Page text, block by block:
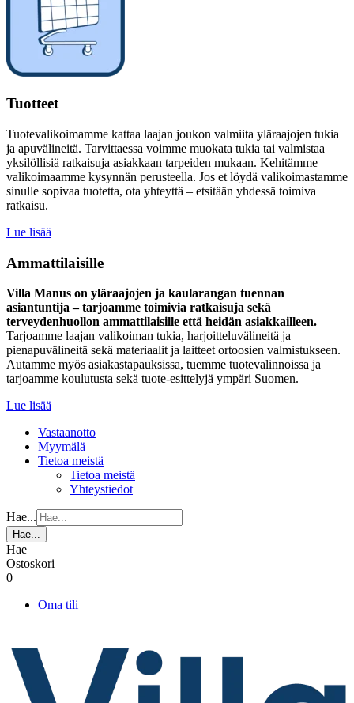
Tuotteet
Tuotevalikoimamme kattaa laajan joukon valmiita yläraajojen tukia
ja apuvälineitä. Tarvittaessa voimme muokata tukia tai valmistaa
yksilöllisiä ratkaisuja asiakkaan tarpeiden mukaan. Kehitämme
valikoimaamme kysynnän perusteella. Jos et löydä valikoimastamme
sinulle sopivaa tuotetta, ota yhteyttä – etsitään yhdessä toimiva
ratkaisu.
Lue lisää
Ammattilaisille
Villa Manus on yläraajojen ja kaularangan tuennan
asiantuntija – tarjoamme toimivia ratkaisuja sekä
terveydenhuollon ammattilaisille että heidän asiakkailleen.
Tarjoamme laajan valikoiman tukia, harjoitteluvälineitä ja
pienapuvälineitä sekä materiaalit ja laitteet ortoosien valmistukseen.
Autamme myös asiakastapauksissa, tuemme tuotevalinnoissa ja
tarjoamme koulutusta sekä tuote-esittelyjä ympäri Suomen.
Lue lisää
Vastaanotto
Myymälä
Tietoa meistä
Tietoa meistä
Yhteystiedot
Hae...
Hae...
Hae
Ostoskori
0
Oma tili